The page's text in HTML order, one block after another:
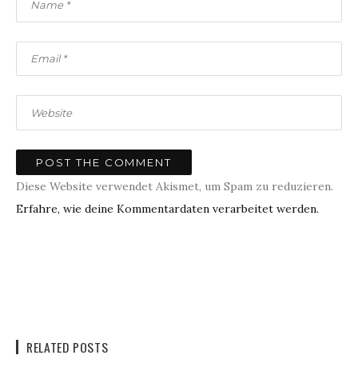
Diese Website verwendet Akismet, um Spam zu reduzieren.
Erfahre, wie deine Kommentardaten verarbeitet werden.
RELATED POSTS